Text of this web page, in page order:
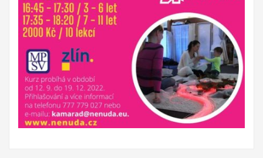
letošním roce projekty Bezpečné hnízdo a Snoezelen.
Projekt zároveň napomáhá zdravému vývoji dítěte, přes
zkvalitnění vztahů v rodině a prostřednictvím rodinného
zážitkového odpoledne až ke komplexnímu poradenství, které
je pro rodiny k dispozici po celou dobu projektu. Druhý projekt,
multisenzorická místnost Snoezelen, slouží jako inovativní
metoda pro sociálně znevýhodněné rodiny, specificky pro
rodiny s ohroženými dětmi. Pobyt v místnosti Snoezelen je
přelomovým trávením volného času dětí i dospělých. Jedná se
zároveň o efektivní metodu řešení civilizačních problémů.